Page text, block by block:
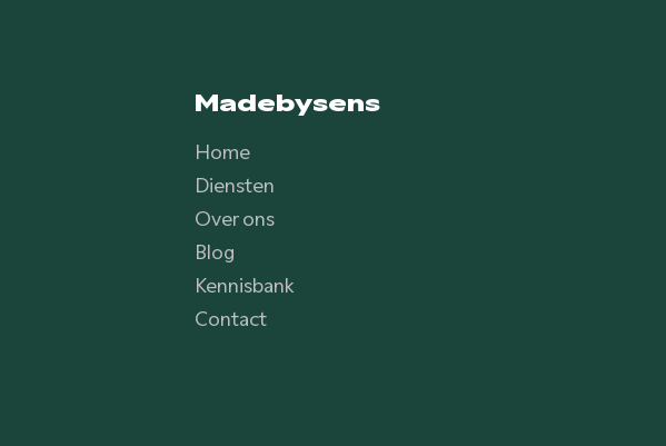
Madebysens
Home
Diensten
Over ons
Blog
Kennisbank
Contact